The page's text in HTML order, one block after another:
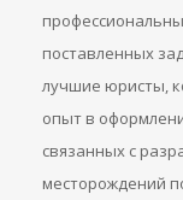
поставленных
лучшие юристы,
опыт в
связанных с
месторождений